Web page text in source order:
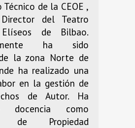
Técnico de la CEOE ,
del Teatro
Elíseos de Bilbao.
ha sido
la zona Norte de
ha realizado una
en la gestión de
de Autor. Ha
docencia como
de Propiedad